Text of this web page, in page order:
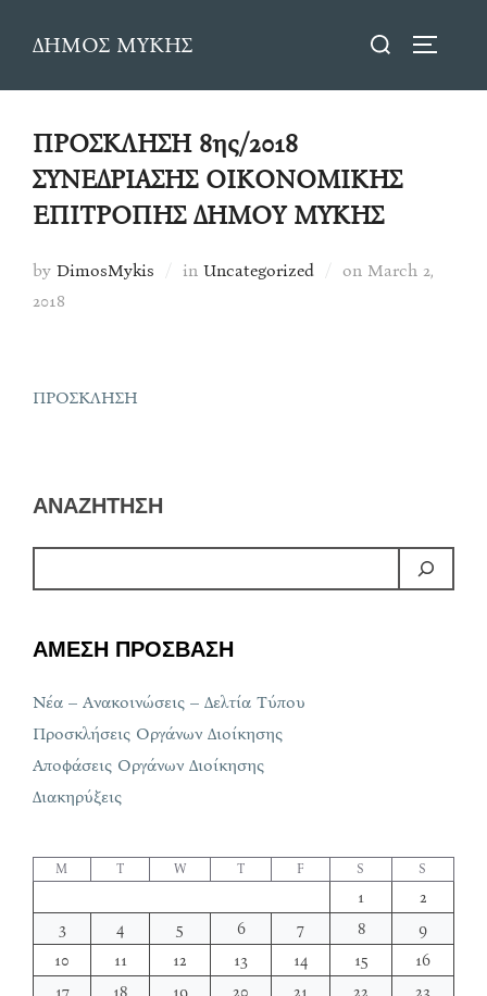
ΔΗΜΟΣ ΜΥΚΗΣ
Search
ΠΡΟΣΚΛΗΣΗ 8ης/2018
ΣΥΝΕΔΡΙΑΣΗΣ ΟΙΚΟΝΟΜΙΚΗΣ
ΕΠΙΤΡΟΠΗΣ ΔΗΜΟΥ ΜΥΚΗΣ
by DimosMykis in Uncategorized on Posted
March 2,
2018
ΠΡΟΣΚΛΗΣΗ
ΑΝΑΖΗΤΗΣΗ
ΑΜΕΣΗ ΠΡΟΣΒΑΣΗ
Νέα – Ανακοινώσεις – Δελτία Τύπου
Προσκλήσεις Οργάνων Διοίκησης
Αποφάσεις Οργάνων Διοίκησης
Διακηρύξεις
M T W T F S S
1
2
3
4 5 6 7 8
9
10
11 12 13 14 15
16
17
18 19 20 21 22
23